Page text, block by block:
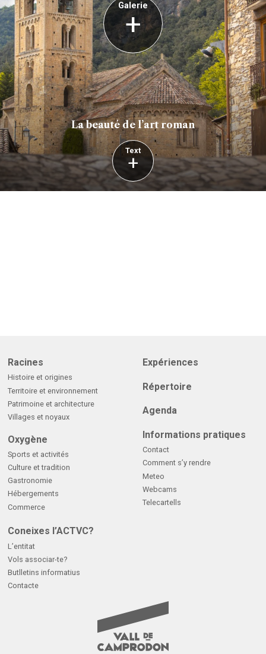
Galerie
+
La beauté de l’art roman
Text
+
Racines
Histoire et origines
Territoire et environnement
Patrimoine et architecture
Villages et noyaux
Oxygène
Sports et activités
Culture et tradition
Gastronomie
Hébergements
Commerce
Expériences
Répertoire
Agenda
Informations pratiques
Contact
Comment s’y rendre
Meteo
Webcams
Telecartells
Coneixes l’ACTVC?
L’entitat
Vols associar-te?
Butlletins informatius
Contacte